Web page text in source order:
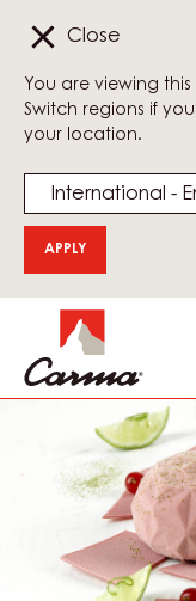
Close
You are viewing
Switch regions if
your location.
to
main
content